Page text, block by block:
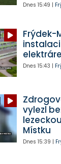
Dnes 15:49 |
Frýdek-
Dnes 15:43 |
vylezl
Místku
Dnes 15:39 |